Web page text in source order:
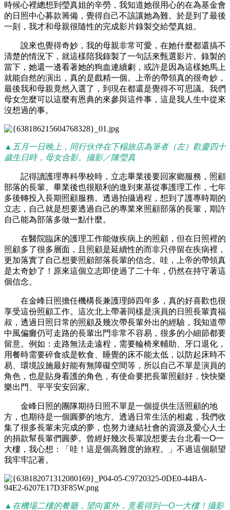
時候心裡總想到瑩真姐的辛勞，我知道她很用心的在為基金會
的日照中心募款籌備，覺得自己不該讓她為難。於是到了最後
一刻，我才和母親很隨性的完成影片錄製交給瑩真姐。
說來也覺得奇妙，我的母親非常可愛，在她什麼都還搞不
清楚的情況下，就這樣陪我錄製了一句話來甄選影片。錄製的
當下，她還一邊看著她的狗血連續劇，或許是因為這樣她馬上
就能自然的演出，真的是戲精一個。上帝的帶領真的很奇妙，
最後我和母親竟然入選了，到現在都還是覺得不可思議。我們
母女怎麼可以這麼有恩典的來參與這件事，這是我人生中從來
沒想過的事。
▲ 五月一日晚上，同行伙伴在下榻旅店為筆者（左）歡慶四十
歲生日時，母女合影。攝影／陳瑩真
記得讀護理專科學校時，立志畢業後要回家鄉服務，照顧
部落的長輩。畢業後也很順利的進到東基從事護理工作，七年
多後轉投入長期照顧服務。透過拍攝過程，想到了護專時期的
立志，自己就是想要透過自己的專業來照顧部落的長輩，期許
自己能為部落多做一點什麼。
在醫院臨床的護理工作能做疾病上的照顧，但在日照裡的
照顧多了很多層面，且照顧是延續性的而非只停留在疾病裡，
更加落實了自己想要照顧部落長輩的信念。哇，上帝的帶領真
是太奇妙了！原來這個立志即使過了二十年，仍然在持守著這
個信念。
在金峰日照擔任機構長兼護理師四年多，真的好喜歡也很
享受這份照顧工作。這次北上帶著同樣是演員的日照長輩貴福
叔，透過日照日常的照顧及幾次帶長輩外出的經驗，我知道帶
中風偏癱仍可走路的長輩出門非常不容易，很多的小細節都要
留意。例如：走路無法走遠程，需要輪椅來輔助、牙口退化，
用餐時需要碎食或是軟食、睡覺的床不能太低，以防起床時不
易、環境設施最好能有無障礙空間等，所以自己不單是演員的
角色，也是貼身看護的角色，有使命要把長輩照顧好，快快樂
樂出門、平平安安回家。
金峰日照的團隊期待日照不單是一個提供生活照顧的地
方，也期待是一個圓夢的地方。透過日常生活的相處，我們收
集了很多長輩未完成的夢，也努力連結社會的資源及愛心人士
的捐款幫長輩們圓夢。曾經好幾次長輩說想要去台北看一O一
大樓，我心想：「哇！這是個高難度的旅程。」不過這個願望
我牢牢記著。
▲ 在機場二樓的餐廳，望向窗外，竟看得到一O一大樓！攝影